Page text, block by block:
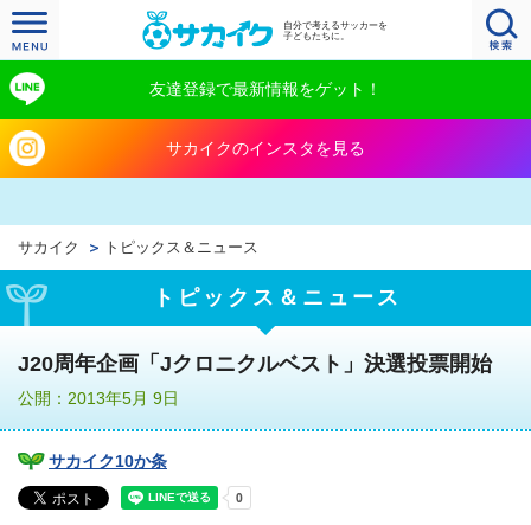
自分で考えるサッカーを
子どもたちに。
友達登録で最新情報をゲット！
サカイクのインスタを見る
サカイク トピックス＆ニュース
トピックス＆ニュース
J20周年企画「Jクロニクルベスト」決選投票開始
公開：2013年5月 9日
サカイク10か条